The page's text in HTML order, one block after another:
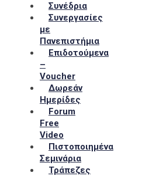
Συνέδρια
Συνεργασίες
με
Πανεπιστήμια
Επιδοτούμενα
–
Voucher
Δωρεάν
Ημερίδες
Forum
Free
Video
Πιστοποιημένα
Σεμινάρια
Τράπεζες